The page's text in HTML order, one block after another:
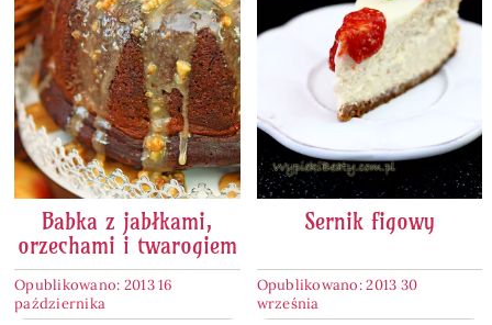
Babka z jabłkami,
orzechami i twarogiem
Opublikowano: 2013 16
października
Sernik figowy
Opublikowano: 2013 30
września